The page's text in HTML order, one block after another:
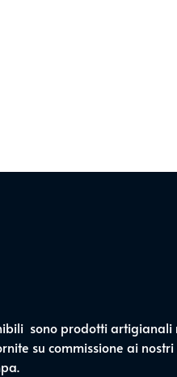
sono prodotti artigianali
su commissione ai nostri